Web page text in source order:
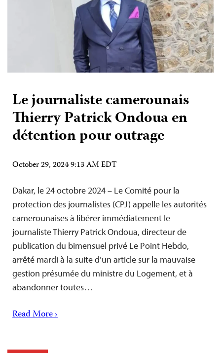
Le journaliste camerounais
Thierry Patrick Ondoua en
détention pour outrage
October 29, 2024 9:13 AM EDT
Dakar, le 24 octobre 2024 – Le Comité pour la
protection des journalistes (CPJ) appelle les autorités
camerounaises à libérer immédiatement le
journaliste Thierry Patrick Ondoua, directeur de
publication du bimensuel privé Le Point Hebdo,
arrêté mardi à la suite d’un article sur la mauvaise
gestion présumée du ministre du Logement, et à
abandonner toutes…
Read More ›